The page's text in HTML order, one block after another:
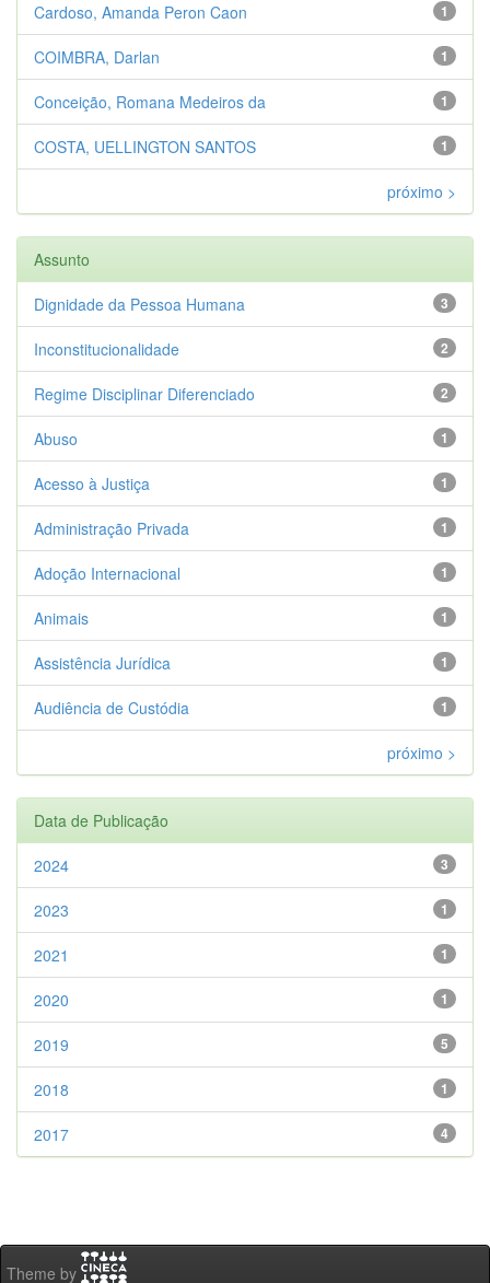
1
Cardoso, Amanda Peron Caon
1
COIMBRA, Darlan
1
Conceição, Romana Medeiros da
1
COSTA, UELLINGTON SANTOS
próximo >
Assunto
3
Dignidade da Pessoa Humana
2
Inconstitucionalidade
2
Regime Disciplinar Diferenciado
1
Abuso
1
Acesso à Justiça
1
Administração Privada
1
Adoção Internacional
1
Animais
1
Assistência Jurídica
1
Audiência de Custódia
próximo >
Data de Publicação
3
2024
1
2023
1
2021
1
2020
5
2019
1
2018
4
2017
Theme by